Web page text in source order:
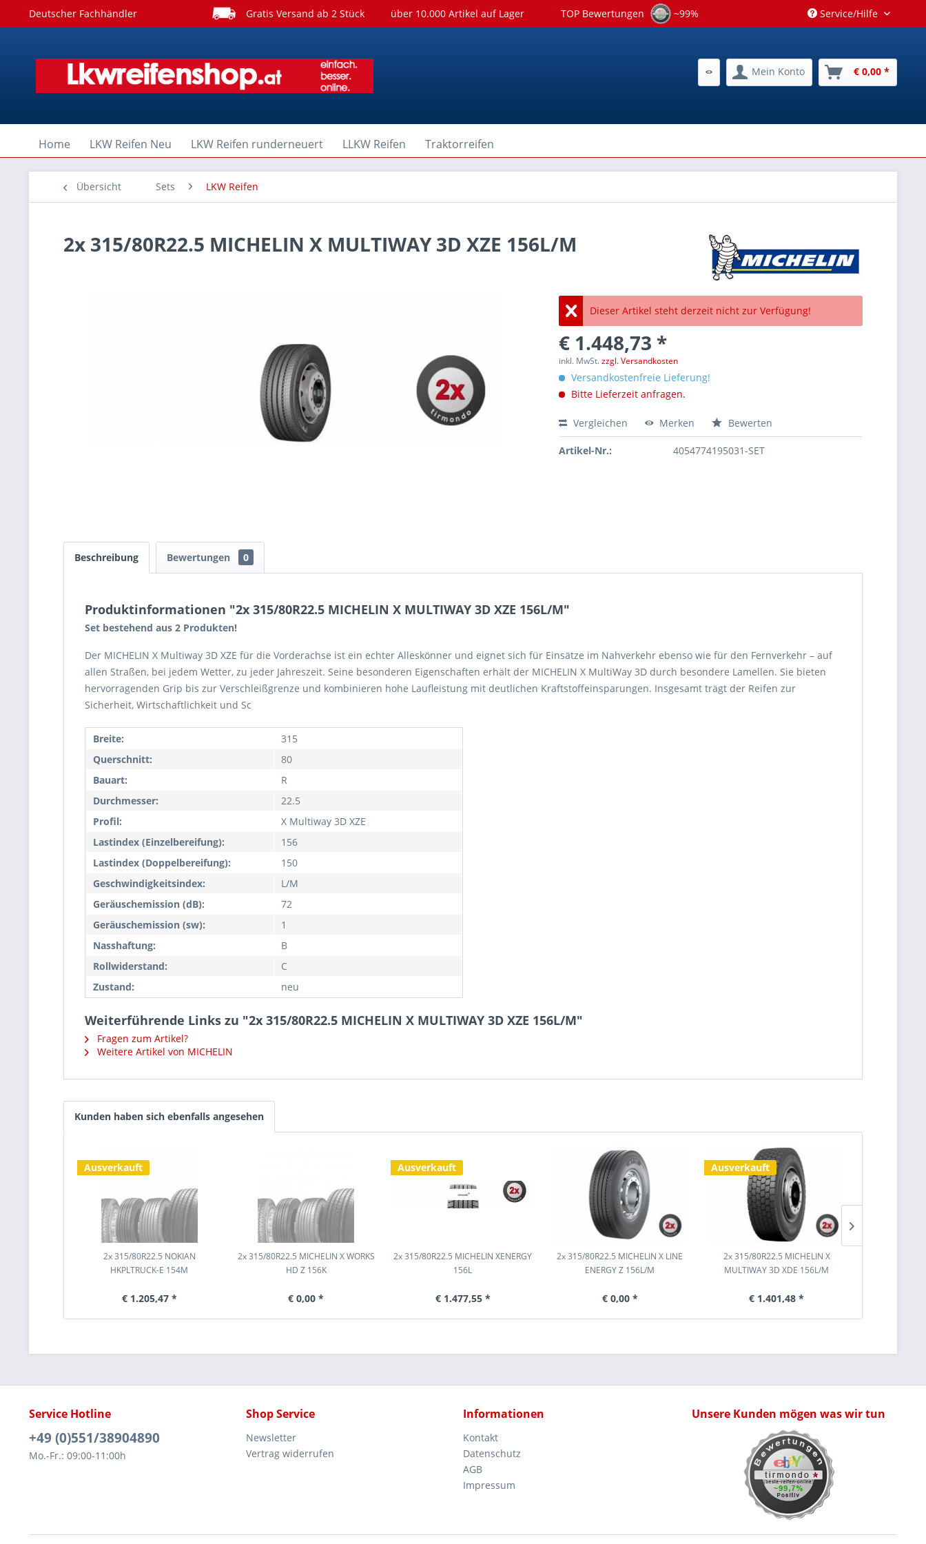
Deutscher Fachhändler Gratis Versand ab 2 Stück über 10.000 Artikel auf Lager TOP Bewertungen ~99% Service/Hilfe
Mein Konto € 0,00 *
Home LKW Reifen Neu LKW Reifen runderneuert LLKW Reifen Traktorreifen
Übersicht Sets LKW Reifen
2x 315/80R22.5 MICHELIN X MULTIWAY 3D XZE 156L/M
Dieser Artikel steht derzeit nicht zur Verfügung!
€ 1.448,73 *
inkl. MwSt.zzgl. Versandkosten
Versandkostenfreie Lieferung!
Bitte Lieferzeit anfragen.
Vergleichen Merken Bewerten
Artikel-Nr.: 4054774195031-SET
Beschreibung Bewertungen 0
Produktinformationen "2x 315/80R22.5 MICHELIN X MULTIWAY 3D XZE 156L/M"
Set bestehend aus 2 Produkten!
Der MICHELIN X Multiway 3D XZE für die Vorderachse ist ein echter Alleskönner und eignet sich für Einsätze im Nahverkehr ebenso wie für den Fernverkehr – auf
allen Straßen, bei jedem Wetter, zu jeder Jahreszeit. Seine besonderen Eigenschaften erhält der MICHELIN X MultiWay 3D durch besondere Lamellen. Sie bieten
hervorragenden Grip bis zur Verschleißgrenze und kombinieren hohe Laufleistung mit deutlichen Kraftstoffeinsparungen. Insgesamt trägt der Reifen zur
Sicherheit, Wirtschaftlichkeit und Sc
Breite:
315
Querschnitt:
80
Bauart:
R
Durchmesser:
22.5
Profil:
X Multiway 3D XZE
Lastindex (Einzelbereifung):
156
Lastindex (Doppelbereifung):
150
Geschwindigkeitsindex:
L/M
Geräuschemission (dB):
72
Geräuschemission (sw):
1
Nasshaftung:
B
Rollwiderstand:
C
Zustand:
neu
Weiterführende Links zu "2x 315/80R22.5 MICHELIN X MULTIWAY 3D XZE 156L/M"
Fragen zum Artikel?
Weitere Artikel von MICHELIN
Kunden haben sich ebenfalls angesehen
Ausverkauft
2x 315/80R22.5 NOKIAN
HKPLTRUCK-E 154M
€ 1.205,47 *
2x 315/80R22.5 MICHELIN X WORKS
HD Z 156K
€ 0,00 *
Ausverkauft
2x 315/80R22.5 MICHELIN XENERGY
156L
€ 1.477,55 *
2x 315/80R22.5 MICHELIN X LINE
ENERGY Z 156L/M
€ 0,00 *
Ausverkauft
2x 315/80R22.5 MICHELIN X
MULTIWAY 3D XDE 156L/M
€ 1.401,48 *
Service Hotline
+49 (0)551/38904890
Mo.-Fr.: 09:00-11:00h
Shop Service
Newsletter
Vertrag widerrufen
Informationen
Kontakt
Datenschutz
AGB
Impressum
Unsere Kunden mögen was wir tun